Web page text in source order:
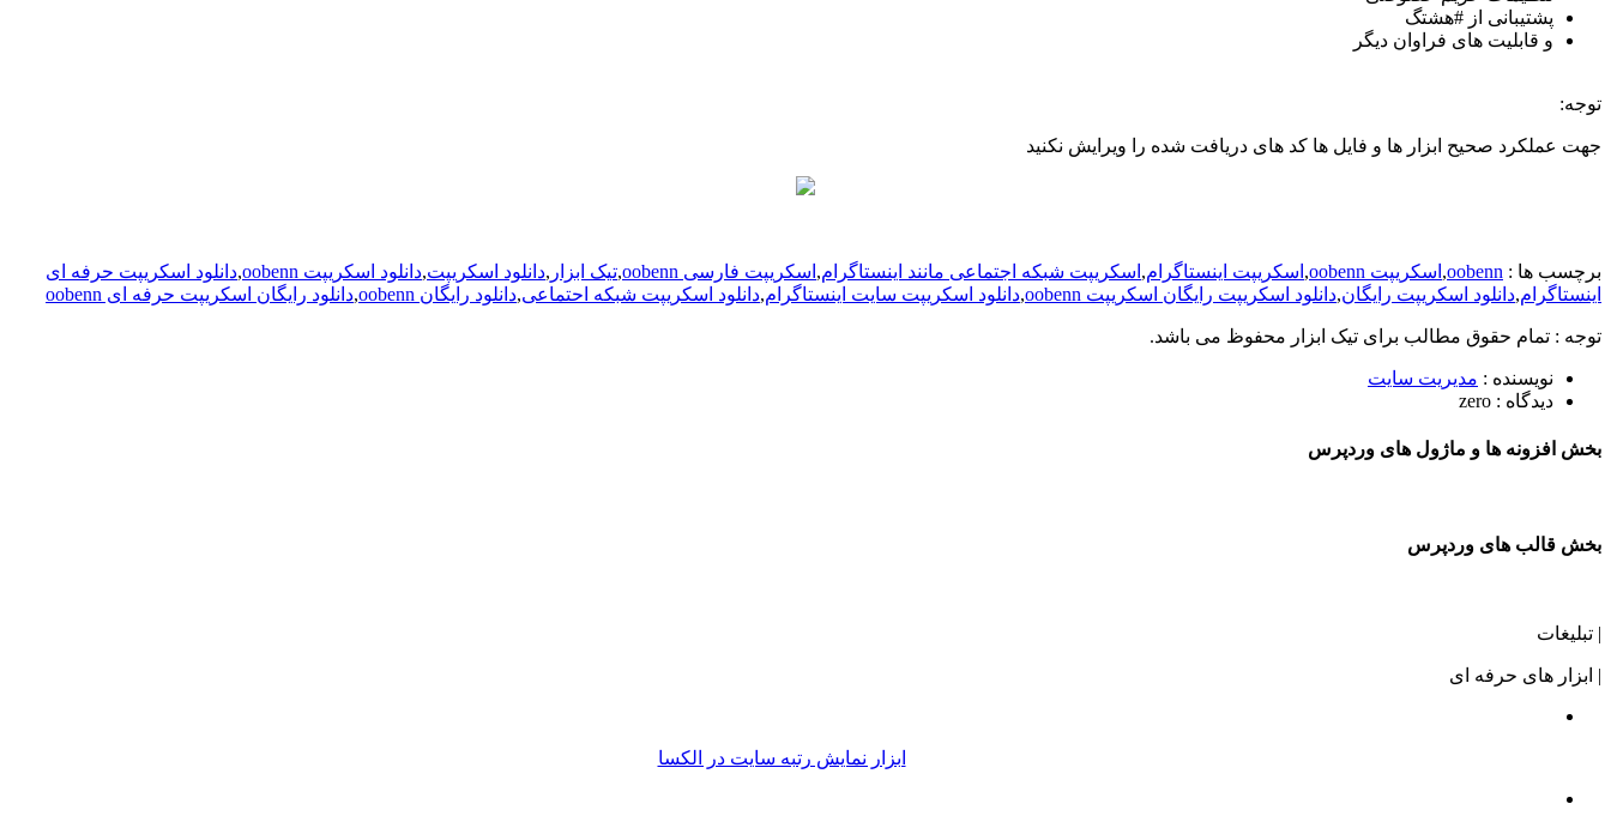
پشتیبانی از #هشتگ
و قابلیت های فراوان دیگر
توجه:
جهت عملکرد صحیح ابزار ها و فایل ها کد های دریافت شده را ویرایش نکنید
برچسب ها : oobenn
, اسکریپت oobenn , اسکریپت اینستاگرام, اسکریپت شبکه اجتماعی مانند اینستاگرام, اسکریپت فارسی oobenn ,تیک ابزار ,دانلود اسکریپت,دانلود اسکریپت oobenn ,دانلود اسکریپت حرفه ای
اینستاگرام,دانلود اسکریپت رایگان,دانلود اسکریپت رایگان اسکریپت oobenn ,دانلود اسکریپت سایت اینستاگرام,دانلود اسکریپت شبکه احتماعی,دانلود رایگان oobenn ,دانلود رایگان اسکریپت حرفه ای oobenn
توجه : تمام حقوق مطالب برای تیک ابزار محفوظ می باشد.
نویسنده : مدیریت سایت
دیدگاه : zero
بخش افزونه ها و ماژول های وردپرس
بخش قالب های وردپرس
| تبلیغات
| ابزار های حرفه ای
ابزار نمایش رتبه سایت در الکسا